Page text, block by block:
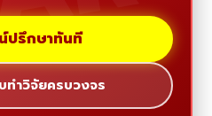
ปรึกษาทันที
ทำวิจัยครบวงจร